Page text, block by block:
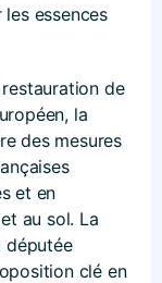
essences
de
la
des mesures
et en
au sol. La
députée
clé en